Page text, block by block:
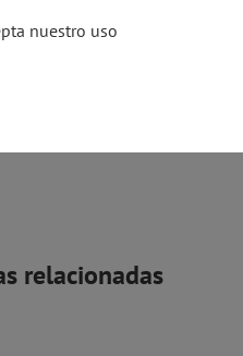
Paga en línea tu crédito
relacionadas
nuestro uso